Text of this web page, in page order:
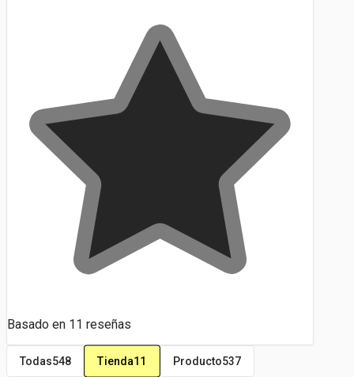
Basado en 11 reseñas
Todas548 Tienda11 Producto537